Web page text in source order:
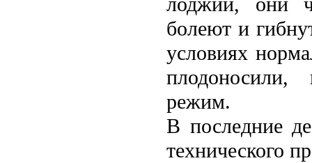
болеют и
условиях
плодоно­сили,
режим.
В последние
технического